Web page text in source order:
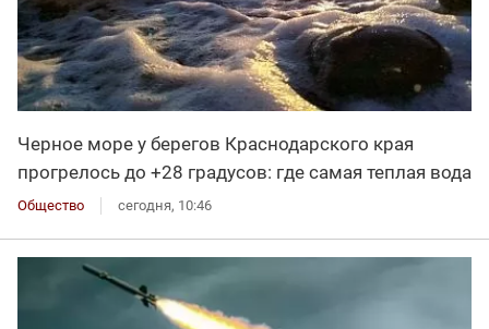
Черное море у берегов Краснодарского края
прогрелось до +28 градусов: где самая теплая вода
Общество сегодня, 10:46